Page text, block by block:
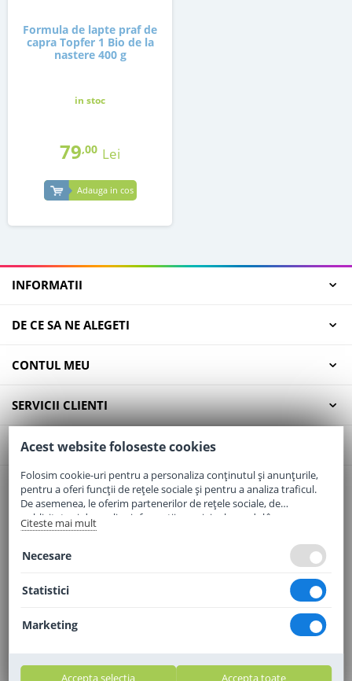
Formula de lapte praf de
capra Topfer 1 Bio de la
nastere 400 g
in stoc
79,00 Lei
Adauga in cos
INFORMATII
DE CE SA NE ALEGETI
CONTUL MEU
SERVICII CLIENTI
CONTACT
Email:office@elaptepraf.ro
Telefon:0745-964-449
Adresa:Sos. Borsului, Nr. 20, Oradea, Jud. Bihor
Acest website foloseste cookies
Folosim cookie-uri pentru a personaliza conținutul și anunțurile,
pentru a oferi funcții de rețele sociale și pentru a analiza traficul.
De asemenea, le oferim partenerilor de rețele sociale, de
publicitate și de analize informații cu privire la modul în care
folosiți site-ul nostru. Aceștia le pot combina cu alte informații
Citeste mai mult
Necesare
Statistici
Marketing
Accepta selectia Accepta toate